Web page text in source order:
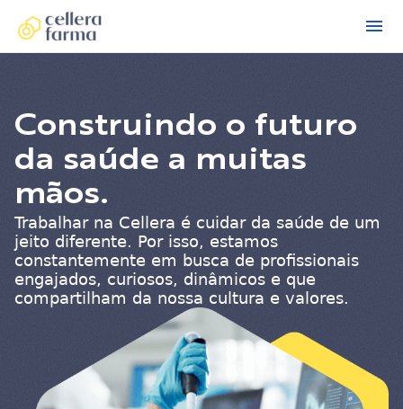
Construindo o futuro
da saúde a muitas
mãos.
Trabalhar na Cellera é cuidar da saúde de um
jeito diferente. Por isso, estamos
constantemente em busca de profissionais
engajados, curiosos, dinâmicos e que
compartilham da nossa cultura e valores.